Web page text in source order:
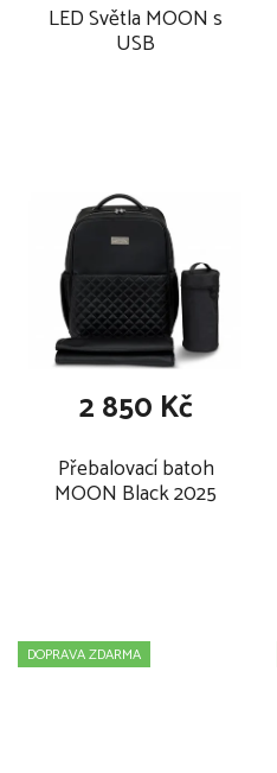
LED Světla MOON s
USB
Přebalovací batoh
MOON Black 2025
2 850 Kč
DOPRAVA ZDARMA